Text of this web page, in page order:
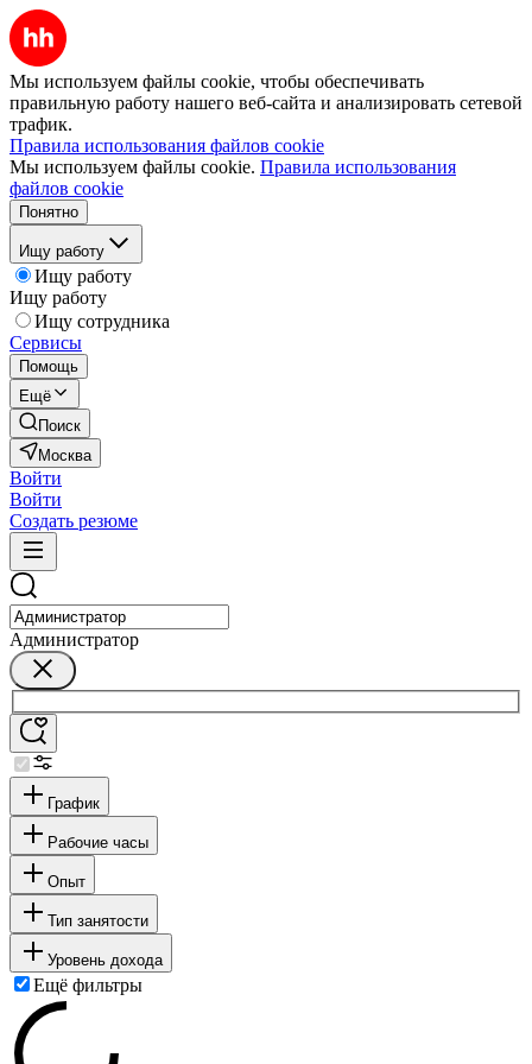
Мы используем файлы cookie, чтобы обеспечивать
правильную работу нашего веб-сайта и анализировать сетевой
трафик.
Правила использования файлов cookie
Мы используем файлы cookie. Правила использования
файлов cookie
Понятно
Ищу работу
Ищу работу
Ищу работу
Ищу сотрудника
Сервисы
Помощь
Ещё
Поиск
Москва
Войти
Войти
Создать резюме
Администратор
График
Рабочие часы
Опыт
Тип занятости
Уровень дохода
Ещё фильтры